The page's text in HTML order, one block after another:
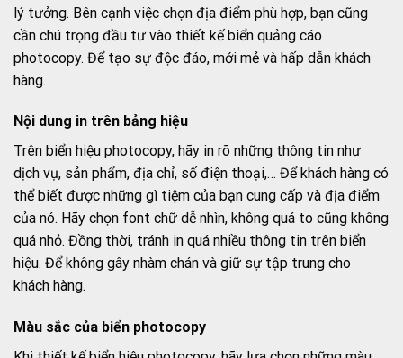
lý tưởng. Bên cạnh việc chọn địa điểm phù hợp, bạn cũng
cần chú trọng đầu tư vào thiết kế biển quảng cáo
photocopy. Để tạo sự độc đáo, mới mẻ và hấp dẫn khách
hàng.
Nội dung in trên bảng hiệu
Trên biển hiệu photocopy, hãy in rõ những thông tin như
dịch vụ, sản phẩm, địa chỉ, số điện thoại,… Để khách hàng có
thể biết được những gì tiệm của bạn cung cấp và địa điểm
của nó. Hãy chọn font chữ dễ nhìn, không quá to cũng không
quá nhỏ. Đồng thời, tránh in quá nhiều thông tin trên biển
hiệu. Để không gây nhàm chán và giữ sự tập trung cho
khách hàng.
Màu sắc của biển photocopy